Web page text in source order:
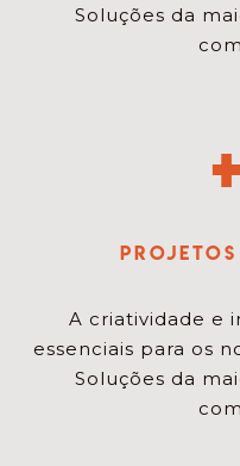
Soluções da
+
Projetos
A criatividade e
essenciais para os
Soluções da